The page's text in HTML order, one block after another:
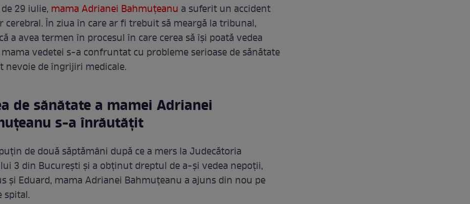
29 iulie, mama Adrianei Bahmuțeanu a suferit un accident
cerebral. În ziua în care ar fi trebuit să meargă la tribunal,
a avea termen în procesul în care cerea să își poată vedea
vedetei s-a confruntat cu probleme serioase de sănătate
nevoie de îngrijiri medicale.
de sănătate a mamei Adrianei
s-a înrăutățit
de două săptămâni după ce a mers la Judecătoria
3 din București și a obținut dreptul de a-și vedea nepoții,
și Eduard, mama Adrianei Bahmuțeanu a ajuns din nou pe
spital.